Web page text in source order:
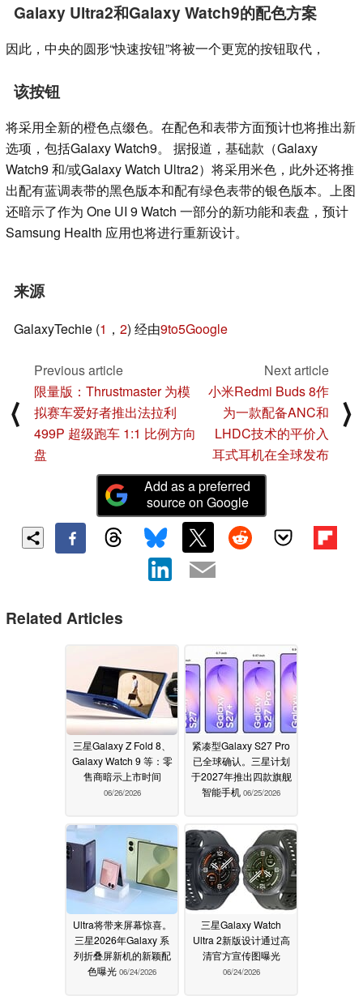
Galaxy Ultra2和Galaxy Watch9的配色方案
因此，中央的圆形“快速按钮”将被一个更宽的按钮取代，
该按钮
将采用全新的橙色点缀色。在配色和表带方面预计也将推出新
选项，包括Galaxy Watch9。 据报道，基础款（Galaxy
Watch9 和/或Galaxy Watch Ultra2）将采用米色，此外还将推
出配有蓝调表带的黑色版本和配有绿色表带的银色版本。上图
还暗示了作为 One UI 9 Watch 一部分的新功能和表盘，预计
Samsung Health 应用也将进行重新设计。
来源
GalaxyTechie (1 ， 2) 经由9to5Google
⟨
Previous article
限量版：Thrustmaster 为模
拟赛车爱好者推出法拉利
499P 超级跑车 1:1 比例方向
盘
Next article
小米Redmi Buds 8作
为一款配备ANC和
LHDC技术的平价入
耳式耳机在全球发布
⟩
Add as a preferred
source on Google
Related Articles
三星Galaxy Z Fold 8、
Galaxy Watch 9 等：零
售商暗示上市时间
06/26/2026
紧凑型Galaxy S27 Pro
已全球确认。三星计划
于2027年推出四款旗舰
智能手机 06/25/2026
Ultra将带来屏幕惊喜。
三星2026年Galaxy 系
列折叠屏新机的新颖配
色曝光 06/24/2026
三星Galaxy Watch
Ultra 2新版设计通过高
清官方宣传图曝光
06/24/2026